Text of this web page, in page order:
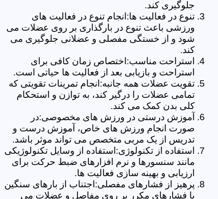
جلوگیری کند.
تنوع در فعالیت ها:انجام تنوع در فعالیت های
ورزشی باعث تنوع در بارگذاری بر روی عضلات می
شود و از خستگی مفصلی و عضلانی جلوگیری می
کند.
استراحت مناسب:اختصاص زمان کافی برای
استراحت و بازیابی بعد از فعالیت ها حیاتی است.
تقویت عضلات همه جانبه:انجام تمرینات تقویتی که
تمامی عضلات را درگیر کند، به توازن و استحکام
کلی بدن کمک می کند.
آموزش درستی در ورزش های مخصوصی:در
صورت انجام ورزش های خاص، آموزش درست و
تدریس از یک مربی متخصص می تواند موثر باشد.
استفاده از تکنولوژی:استفاده از وسایل تکنولوژیکی
مانند سنسورها و نرم افزارهای ضبط حرکت برای
ارزیابی و بهینه سازی فعالیت ها.
پرهیز از فشارهای مفصلی:اجتناب از بارهای سنگین
یا فشارهای مکرر بر روی مفاصل و عضلات می